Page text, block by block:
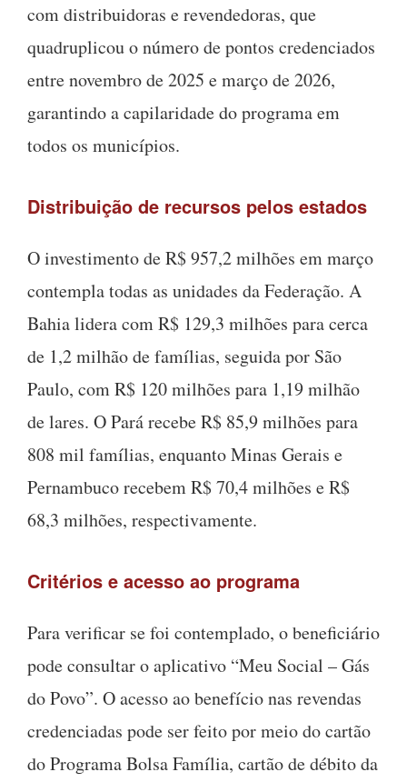
com distribuidoras e revendedoras, que
quadruplicou o número de pontos credenciados
entre novembro de 2025 e março de 2026,
garantindo a capilaridade do programa em
todos os municípios.
Distribuição de recursos pelos estados
O investimento de R$ 957,2 milhões em março
contempla todas as unidades da Federação. A
Bahia lidera com R$ 129,3 milhões para cerca
de 1,2 milhão de famílias, seguida por São
Paulo, com R$ 120 milhões para 1,19 milhão
de lares. O Pará recebe R$ 85,9 milhões para
808 mil famílias, enquanto Minas Gerais e
Pernambuco recebem R$ 70,4 milhões e R$
68,3 milhões, respectivamente.
Critérios e acesso ao programa
Para verificar se foi contemplado, o beneficiário
pode consultar o aplicativo “Meu Social – Gás
do Povo”. O acesso ao benefício nas revendas
credenciadas pode ser feito por meio do cartão
do Programa Bolsa Família, cartão de débito da